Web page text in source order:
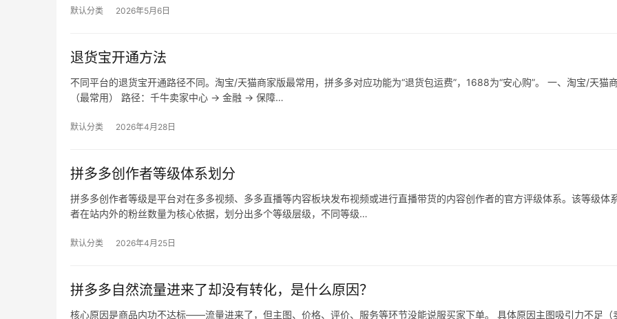
默认分类 2026年5月6日
退货宝开通方法
不同平台的退货宝开通路径不同。淘宝/天猫商家版最常用，拼多多对应功能为“退货包运费”，1688为“安心购”。 一、淘宝/天猫
（最常用） 路径：千牛卖家中心 → 金融 → 保障…
默认分类 2026年4月28日
拼多多创作者等级体系划分
拼多多创作者等级是平台对在多多视频、多多直播等内容板块发布视频或进行直播带货的内容创作者的官方评级体系。该等级体
者在站内外的粉丝数量为核心依据，划分出多个等级层级，不同等级…
默认分类 2026年4月25日
拼多多自然流量进来了却没有转化，是什么原因？
核心原因是商品内功不达标——流量进来了，但主图、价格、评价、服务等环节没能说服买家下单。 具体原因主图吸引力不足（